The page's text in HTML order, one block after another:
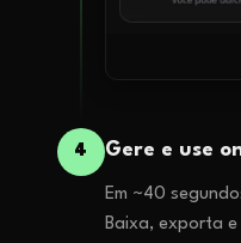
4 Gere e use
Em ~40
Baixa, exporta